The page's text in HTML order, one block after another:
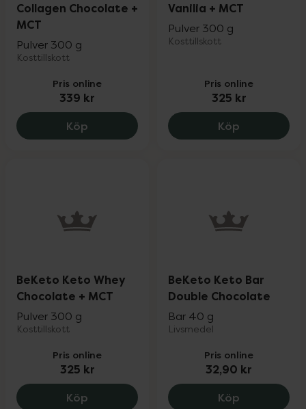
Collagen Chocolate +
MCT
Pulver 300 g
Kosttillskott
Pris online
339 kr
Köp BeKeto Keto Collagen Chocolate +
Vanilia + MCT
Pulver 300 g
Kosttillskott
Pris online
325 kr
Köp BeKeto
BeKeto Keto Whey
Chocolate + MCT
Pulver 300 g
Kosttillskott
Pris online
325 kr
Köp BeKeto Keto Whey Chocolate + MCT,
BeKeto Keto Bar
Double Chocolate
Bar 40 g
Livsmedel
Pris online
32,90 kr
Köp BeKeto